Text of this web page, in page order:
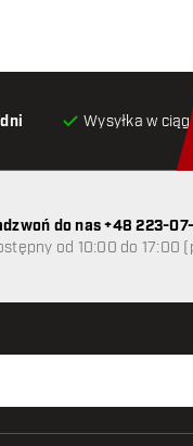
Wysyłka w
do nas +48 223-
od 10:00 do 17:00